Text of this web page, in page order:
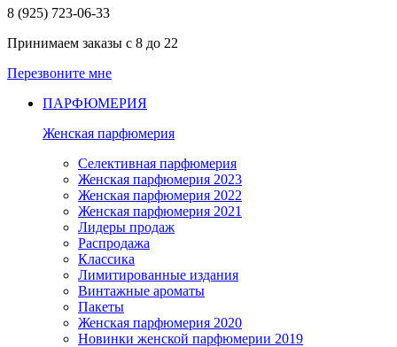
8 (925) 723-06-33
Принимаем заказы с 8 до 22
Перезвоните мне
ПАРФЮМЕРИЯ
Женская парфюмерия
Селективная парфюмерия
Женская парфюмерия 2023
Женская парфюмерия 2022
Женская парфюмерия 2021
Лидеры продаж
Распродажа
Классика
Лимитированные издания
Винтажные ароматы
Пакеты
Женская парфюмерия 2020
Новинки женской парфюмерии 2019